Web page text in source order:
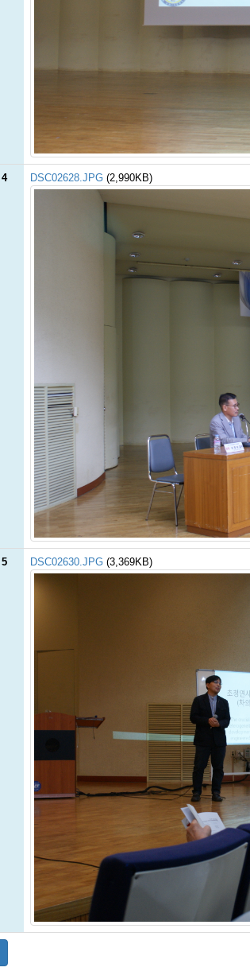
DSC02628.JPG (2,990KB)
DSC02630.JPG (3,369KB)